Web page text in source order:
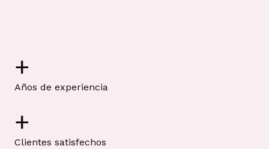
+
Años de experiencia
+
Clientes satisfechos